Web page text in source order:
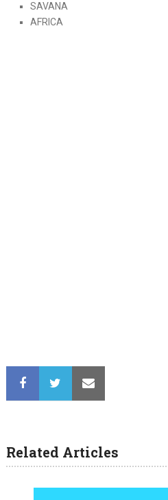
SAVANA
AFRICA
Related Articles